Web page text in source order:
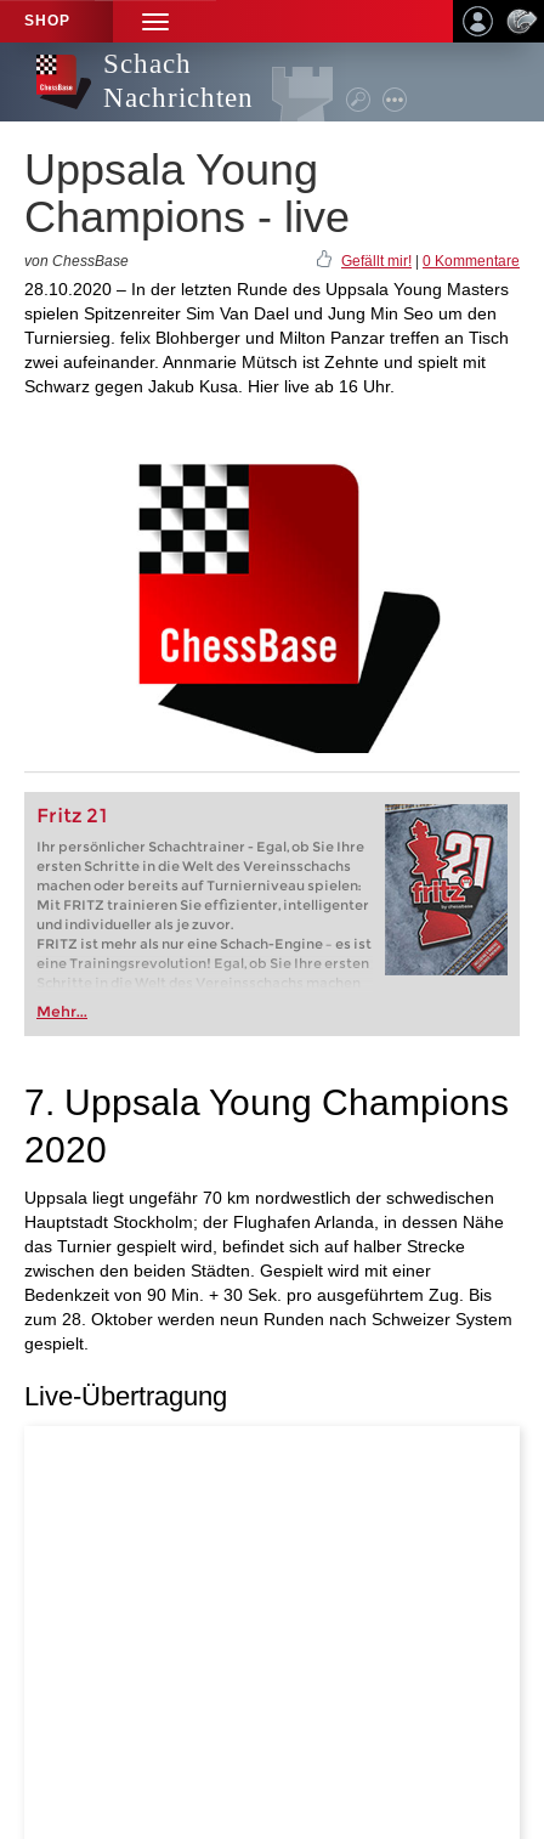
SHOP
TOGGLE
NAVIGATION
Schach
Nachrichten
Uppsala Young
Champions - live
von ChessBase Gefällt mir! 0 Kommentare
28.10.2020 – In der letzten Runde des Uppsala Young Masters
spielen Spitzenreiter Sim Van Dael und Jung Min Seo um den
Turniersieg. felix Blohberger und Milton Panzar treffen an Tisch
zwei aufeinander. Annmarie Mütsch ist Zehnte und spielt mit
Schwarz gegen Jakub Kusa. Hier live ab 16 Uhr.
Fritz 21
Ihr persönlicher Schachtrainer - Egal, ob Sie Ihre
ersten Schritte in die Welt des Vereinsschachs
machen oder bereits auf Turnierniveau spielen:
Mit FRITZ trainieren Sie effizienter, intelligenter
und individueller als je zuvor.
FRITZ ist mehr als nur eine Schach-Engine – es ist
eine Trainingsrevolution! Egal, ob Sie Ihre ersten
Schritte in die Welt des Vereinsschachs machen
oder bereits auf Turnierniveau spielen: Mit
FRITZ trainieren Sie effizienter, intelligenter und
individueller als je zuvor.
Mehr...
7. Uppsala Young Champions
2020
Uppsala liegt ungefähr 70 km nordwestlich der schwedischen
Hauptstadt Stockholm; der Flughafen Arlanda, in dessen Nähe
das Turnier gespielt wird, befindet sich auf halber Strecke
zwischen den beiden Städten. Gespielt wird mit einer
Bedenkzeit von 90 Min. + 30 Sek. pro ausgeführtem Zug. Bis
zum 28. Oktober werden neun Runden nach Schweizer System
gespielt.
Live-Übertragung